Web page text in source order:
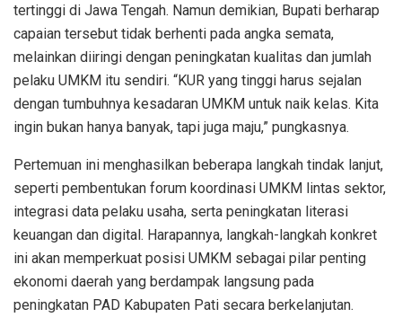
tertinggi di Jawa Tengah. Namun demikian, Bupati berharap
capaian tersebut tidak berhenti pada angka semata,
melainkan diiringi dengan peningkatan kualitas dan jumlah
pelaku UMKM itu sendiri. “KUR yang tinggi harus sejalan
dengan tumbuhnya kesadaran UMKM untuk naik kelas. Kita
ingin bukan hanya banyak, tapi juga maju,” pungkasnya.
Pertemuan ini menghasilkan beberapa langkah tindak lanjut,
seperti pembentukan forum koordinasi UMKM lintas sektor,
integrasi data pelaku usaha, serta peningkatan literasi
keuangan dan digital. Harapannya, langkah-langkah konkret
ini akan memperkuat posisi UMKM sebagai pilar penting
ekonomi daerah yang berdampak langsung pada
peningkatan PAD Kabupaten Pati secara berkelanjutan.